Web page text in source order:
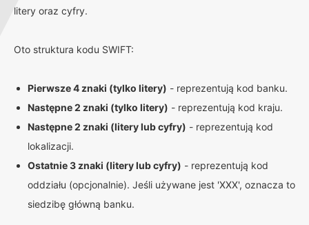
litery oraz cyfry.
Oto struktura kodu SWIFT:
Pierwsze 4 znaki (tylko litery) - reprezentują kod banku.
Następne 2 znaki (tylko litery) - reprezentują kod kraju.
Następne 2 znaki (litery lub cyfry) - reprezentują kod
lokalizacji.
Ostatnie 3 znaki (litery lub cyfry) - reprezentują kod
oddziału (opcjonalnie). Jeśli używane jest 'XXX', oznacza to
siedzibę główną banku.